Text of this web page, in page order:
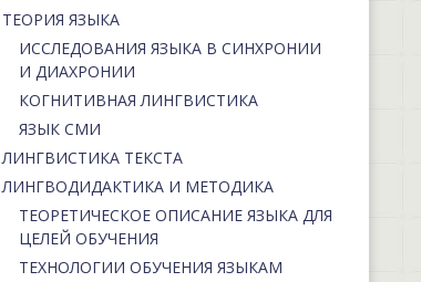
ТЕОРИЯ ЯЗЫКА
ИССЛЕДОВАНИЯ ЯЗЫКА В СИНХРОНИИ
И ДИАХРОНИИ
КОГНИТИВНАЯ ЛИНГВИСТИКА
ЯЗЫК СМИ
ЛИНГВИСТИКА ТЕКСТА
ЛИНГВОДИДАКТИКА И МЕТОДИКА
ТЕОРЕТИЧЕСКОЕ ОПИСАНИЕ ЯЗЫКА ДЛЯ
ЦЕЛЕЙ ОБУЧЕНИЯ
ТЕХНОЛОГИИ ОБУЧЕНИЯ ЯЗЫКАМ